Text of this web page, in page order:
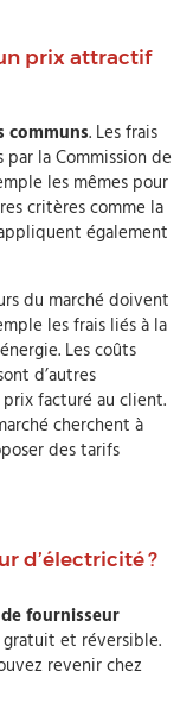
prix attractif
communs. Les frais
la Commission de
les mêmes pour
critères comme la
également
du marché doivent
les frais liés à la
Les coûts
d’autres
facturé au client.
cherchent à
des tarifs
d’électricité ?
fournisseur
et réversible.
revenir chez